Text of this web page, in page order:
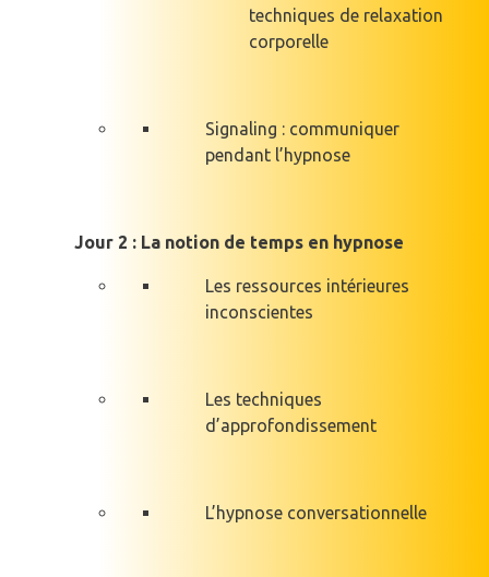
techniques de relaxation
corporelle
Signaling : communiquer
pendant l’hypnose
Jour 2 : La notion de temps en hypnose
Les ressources intérieures
inconscientes
Les techniques
d’approfondissement
L’hypnose conversationnelle